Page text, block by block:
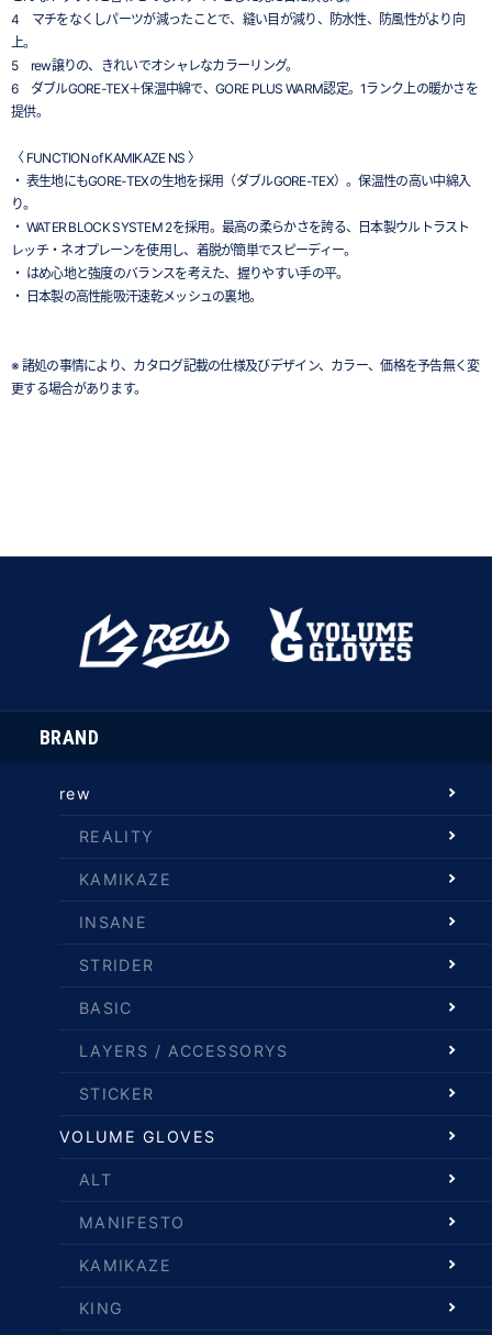
4 マチをなくしパーツが減ったことで、縫い目が減り、防水性、防風性がより向
上。
5 rew譲りの、きれいでオシャレなカラーリング。
6 ダブルGORE-TEX＋保温中綿で、GORE PLUS WARM認定。1ランク上の暖かさを
提供。
〈 FUNCTION of KAMIKAZE NS 〉
・ 表生地にもGORE-TEXの生地を採用（ダブルGORE-TEX）。保温性の高い中綿入
り。
・ WATER BLOCK SYSTEM 2を採用。最高の柔らかさを誇る、日本製ウルトラスト
レッチ・ネオプレーンを使用し、着脱が簡単でスピーディー。
・ はめ心地と強度のバランスを考えた、握りやすい手の平。
・ 日本製の高性能吸汗速乾メッシュの裏地。
※ 諸処の事情により、カタログ記載の仕様及びデザイン、カラー、価格を予告無く変
更する場合があります。
BRAND
rew
REALITY
KAMIKAZE
INSANE
STRIDER
BASIC
LAYERS / ACCESSORYS
STICKER
VOLUME GLOVES
ALT
MANIFESTO
KAMIKAZE
KING